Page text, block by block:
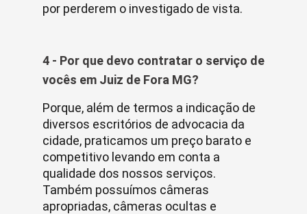
por perderem o investigado de vista.
4 - Por que devo contratar o serviço de
vocês em Juiz de Fora MG?
Porque, além de termos a indicação de
diversos escritórios de advocacia da
cidade, praticamos um preço barato e
competitivo levando em conta a
qualidade dos nossos serviços.
Também possuímos câmeras
apropriadas, câmeras ocultas e